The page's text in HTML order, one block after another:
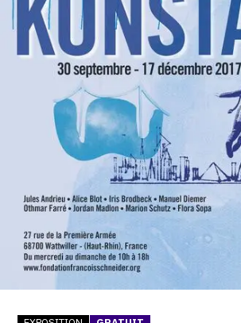
SERVICES
CRÉER SON CATALOGUE
ABONNEMENTS DÉDIÉS AUX
CRÉER SON SITE
CRÉER SON CATALOGUE
PUBLIER SES
DEVENIR
À PROPOS
L'ÉQUIPE OAM